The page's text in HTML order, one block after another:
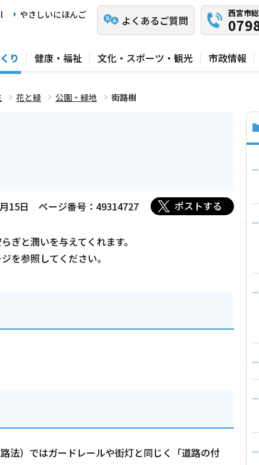
やさしいにほんご よくあるご質問
西宮市
り 健康・福祉 文化・スポーツ・観光 市政情報
花と緑 公園・緑地 街路樹
15日 ページ番号：49314727 ポストする
ぎと潤いを与えてくれます。
を参照してください。
法）ではガードレールや街灯と同じく「道路の付